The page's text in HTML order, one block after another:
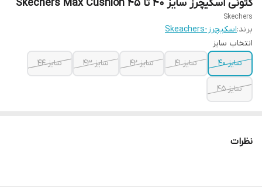
کتونی اسکیچرز سایز ۴۰ تا ۴۵ Skechers Max Cushion
Skechers
برند:اسکیچرز-Skeachers
انتخاب سایز
سایز ۴۰
سایز ۴۱ سایز ۴۲ سایز ۴۳ سایز ۴۴
سایز ۴۵
نظرات